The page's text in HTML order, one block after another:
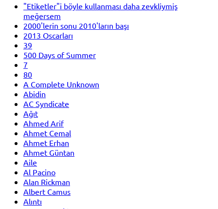
"Etiketler"i böyle kullanması daha zevkliymiş
meğersem
2000'lerin sonu 2010'ların başı
2013 Oscarları
39
500 Days of Summer
7
80
A Complete Unknown
Abidin
AC Syndicate
Ağıt
Ahmed Arif
Ahmet Cemal
Ahmet Erhan
Ahmet Güntan
Aile
Al Pacino
Alan Rickman
Albert Camus
Alıntı